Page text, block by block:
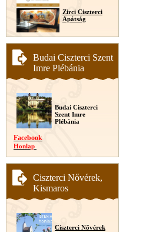
Zirci Ciszterci
Apátság
Budai Ciszterci Szent
Imre Plébánia
Budai Ciszterci
Szent Imre
Plébánia
Facebook
Honlap
Ciszterci Nővérek,
Kismaros
Ciszterci Nővérek